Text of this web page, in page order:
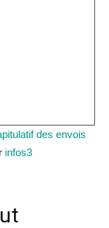
des envois
infos3